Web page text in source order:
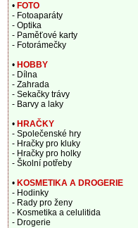
• FOTO
- Fotoaparáty
- Optika
- Paměťové karty
- Fotorámečky
• HOBBY
- Dílna
- Zahrada
- Sekačky trávy
- Barvy a laky
• HRAČKY
- Společenské hry
- Hračky pro kluky
- Hračky pro holky
- Školní potřeby
• KOSMETIKA A DROGERIE
- Hodinky
- Rady pro ženy
- Kosmetika a celulitida
- Drogerie